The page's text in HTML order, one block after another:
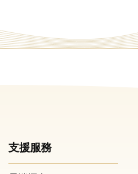
支援服務